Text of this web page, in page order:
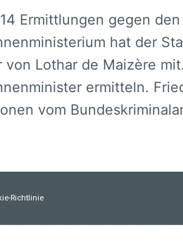
Ermittlungen gegen
hat der
von Lothar de Maizère
ermitteln.
vom
Richtlinie